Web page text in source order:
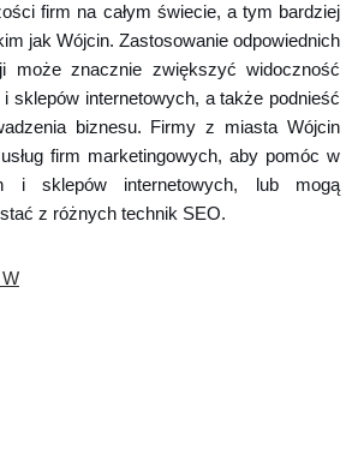
firm na całym świecie, a tym bardziej
jak Wójcin. Zastosowanie odpowiednich
może znacznie zwiększyć widoczność
sklepów internetowych, a także podnieść
biznesu. Firmy z miasta Wójcin
firm marketingowych, aby pomóc w
i sklepów internetowych, lub mogą
z różnych technik SEO.